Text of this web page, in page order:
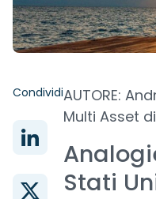
CondividiAUTORE:
Multi Asset
Stati